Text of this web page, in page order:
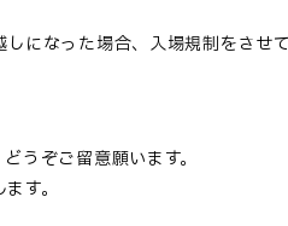
になった場合、入場規制をさせ
うぞご留意願います。
す。